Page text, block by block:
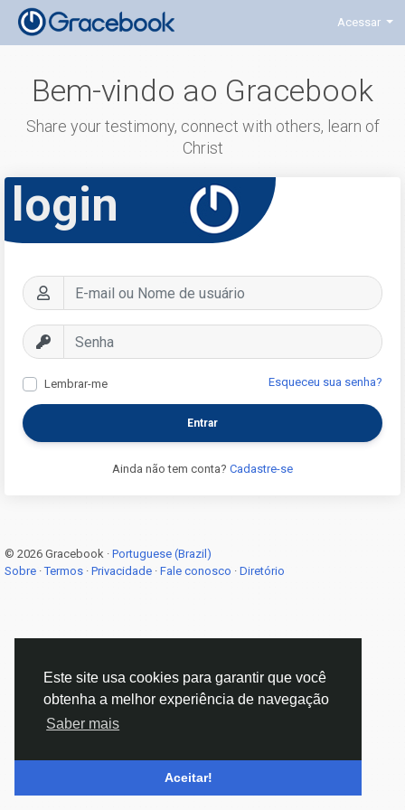
Este site usa cookies para garantir que você
obtenha a melhor experiência de navegação
Saber mais
Aceitar!
Acessar
Bem-vindo ao Gracebook
Share your testimony, connect with others, learn of
Christ
login
Lembrar-me Esqueceu sua senha?
Entrar
Ainda não tem conta? Cadastre-se
© 2026 Gracebook · Portuguese (Brazil)
Sobre ·Termos · Privacidade · Fale conosco · Diretório